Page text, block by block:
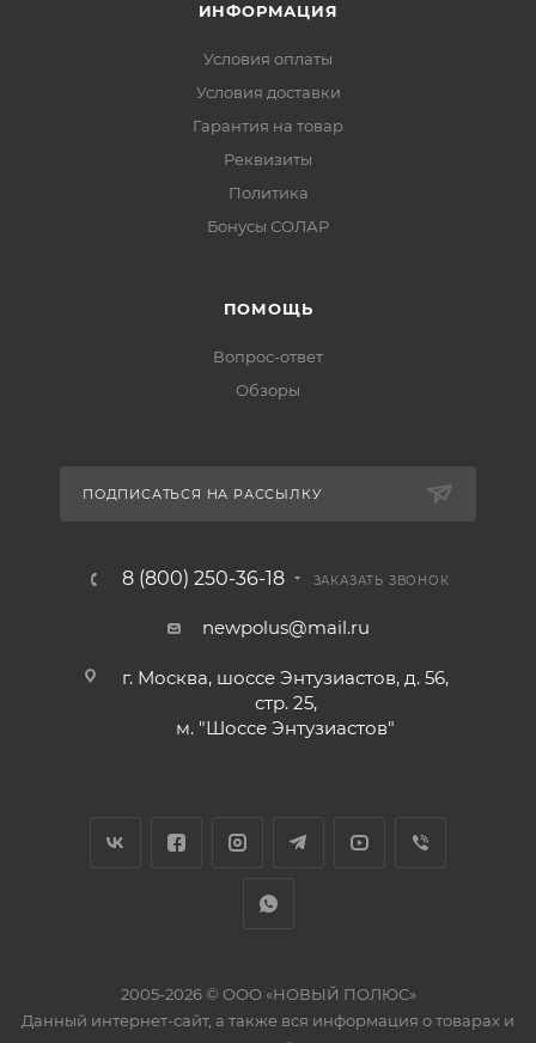
ИНФОРМАЦИЯ
Условия оплаты
Условия доставки
Гарантия на товар
Реквизиты
Политика
Бонусы СОЛАР
ПОМОЩЬ
Вопрос-ответ
Обзоры
ПОДПИСАТЬСЯ НА РАССЫЛКУ
8 (800) 250-36-18 ЗАКАЗАТЬ ЗВОНОК
newpolus@mail.ru
г. Москва, шоссе Энтузиастов, д. 56,
стр. 25,
м. "Шоссе Энтузиастов"
2005-2026 © ООО «НОВЫЙ ПОЛЮС»
Данный интернет-сайт, а также вся информация о товарах и